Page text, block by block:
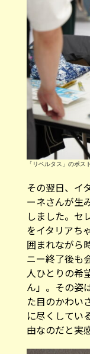
「リベルタス」のポ
その翌日、イ
しました。セ
をイタリアち
囲まれながら
ニー終了後も
人ひとりの希
ん」。その姿
た目のかわい
に尽くしてい
由なのだと実